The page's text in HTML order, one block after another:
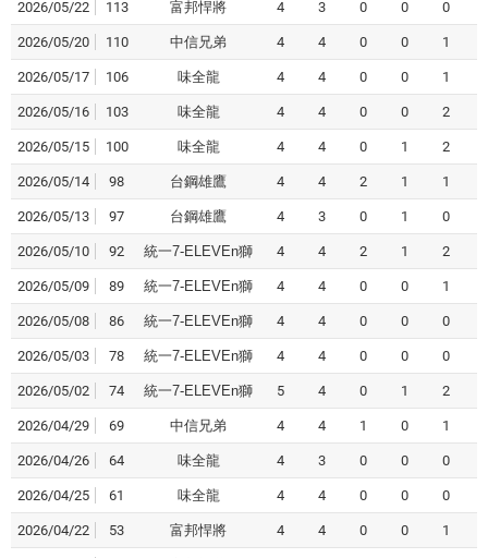
2026/05/22 113 富邦悍將 4 3 0 0 0
2026/05/20 110 中信兄弟 4 4 0 0 1
2026/05/17 106 味全龍 4 4 0 0 1
2026/05/16 103 味全龍 4 4 0 0 2
2026/05/15 100 味全龍 4 4 0 1 2
2026/05/14 98 台鋼雄鷹 4 4 2 1 1
2026/05/13 97 台鋼雄鷹 4 3 0 1 0
2026/05/10 92 統一7-ELEVEn獅 4 4 2 1 2
2026/05/09 89 統一7-ELEVEn獅 4 4 0 0 1
2026/05/08 86 統一7-ELEVEn獅 4 4 0 0 0
2026/05/03 78 統一7-ELEVEn獅 4 4 0 0 0
2026/05/02 74 統一7-ELEVEn獅 5 4 0 1 2
2026/04/29 69 中信兄弟 4 4 1 0 1
2026/04/26 64 味全龍 4 3 0 0 0
2026/04/25 61 味全龍 4 4 0 0 0
2026/04/22 53 富邦悍將 4 4 0 0 1